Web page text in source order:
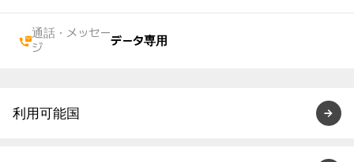
通話・メッセー
ジ
データ専用
利用可能国